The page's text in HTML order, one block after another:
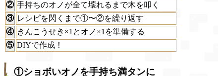
② 手持ちのオノが全て壊れるまで木を叩く
③ レシピを閃くまで①〜②を繰り返す
④ きんこうせき×1とオノ×1を準備する
⑤ DIYで作成！
①ショボいオノを手持ち満タンに